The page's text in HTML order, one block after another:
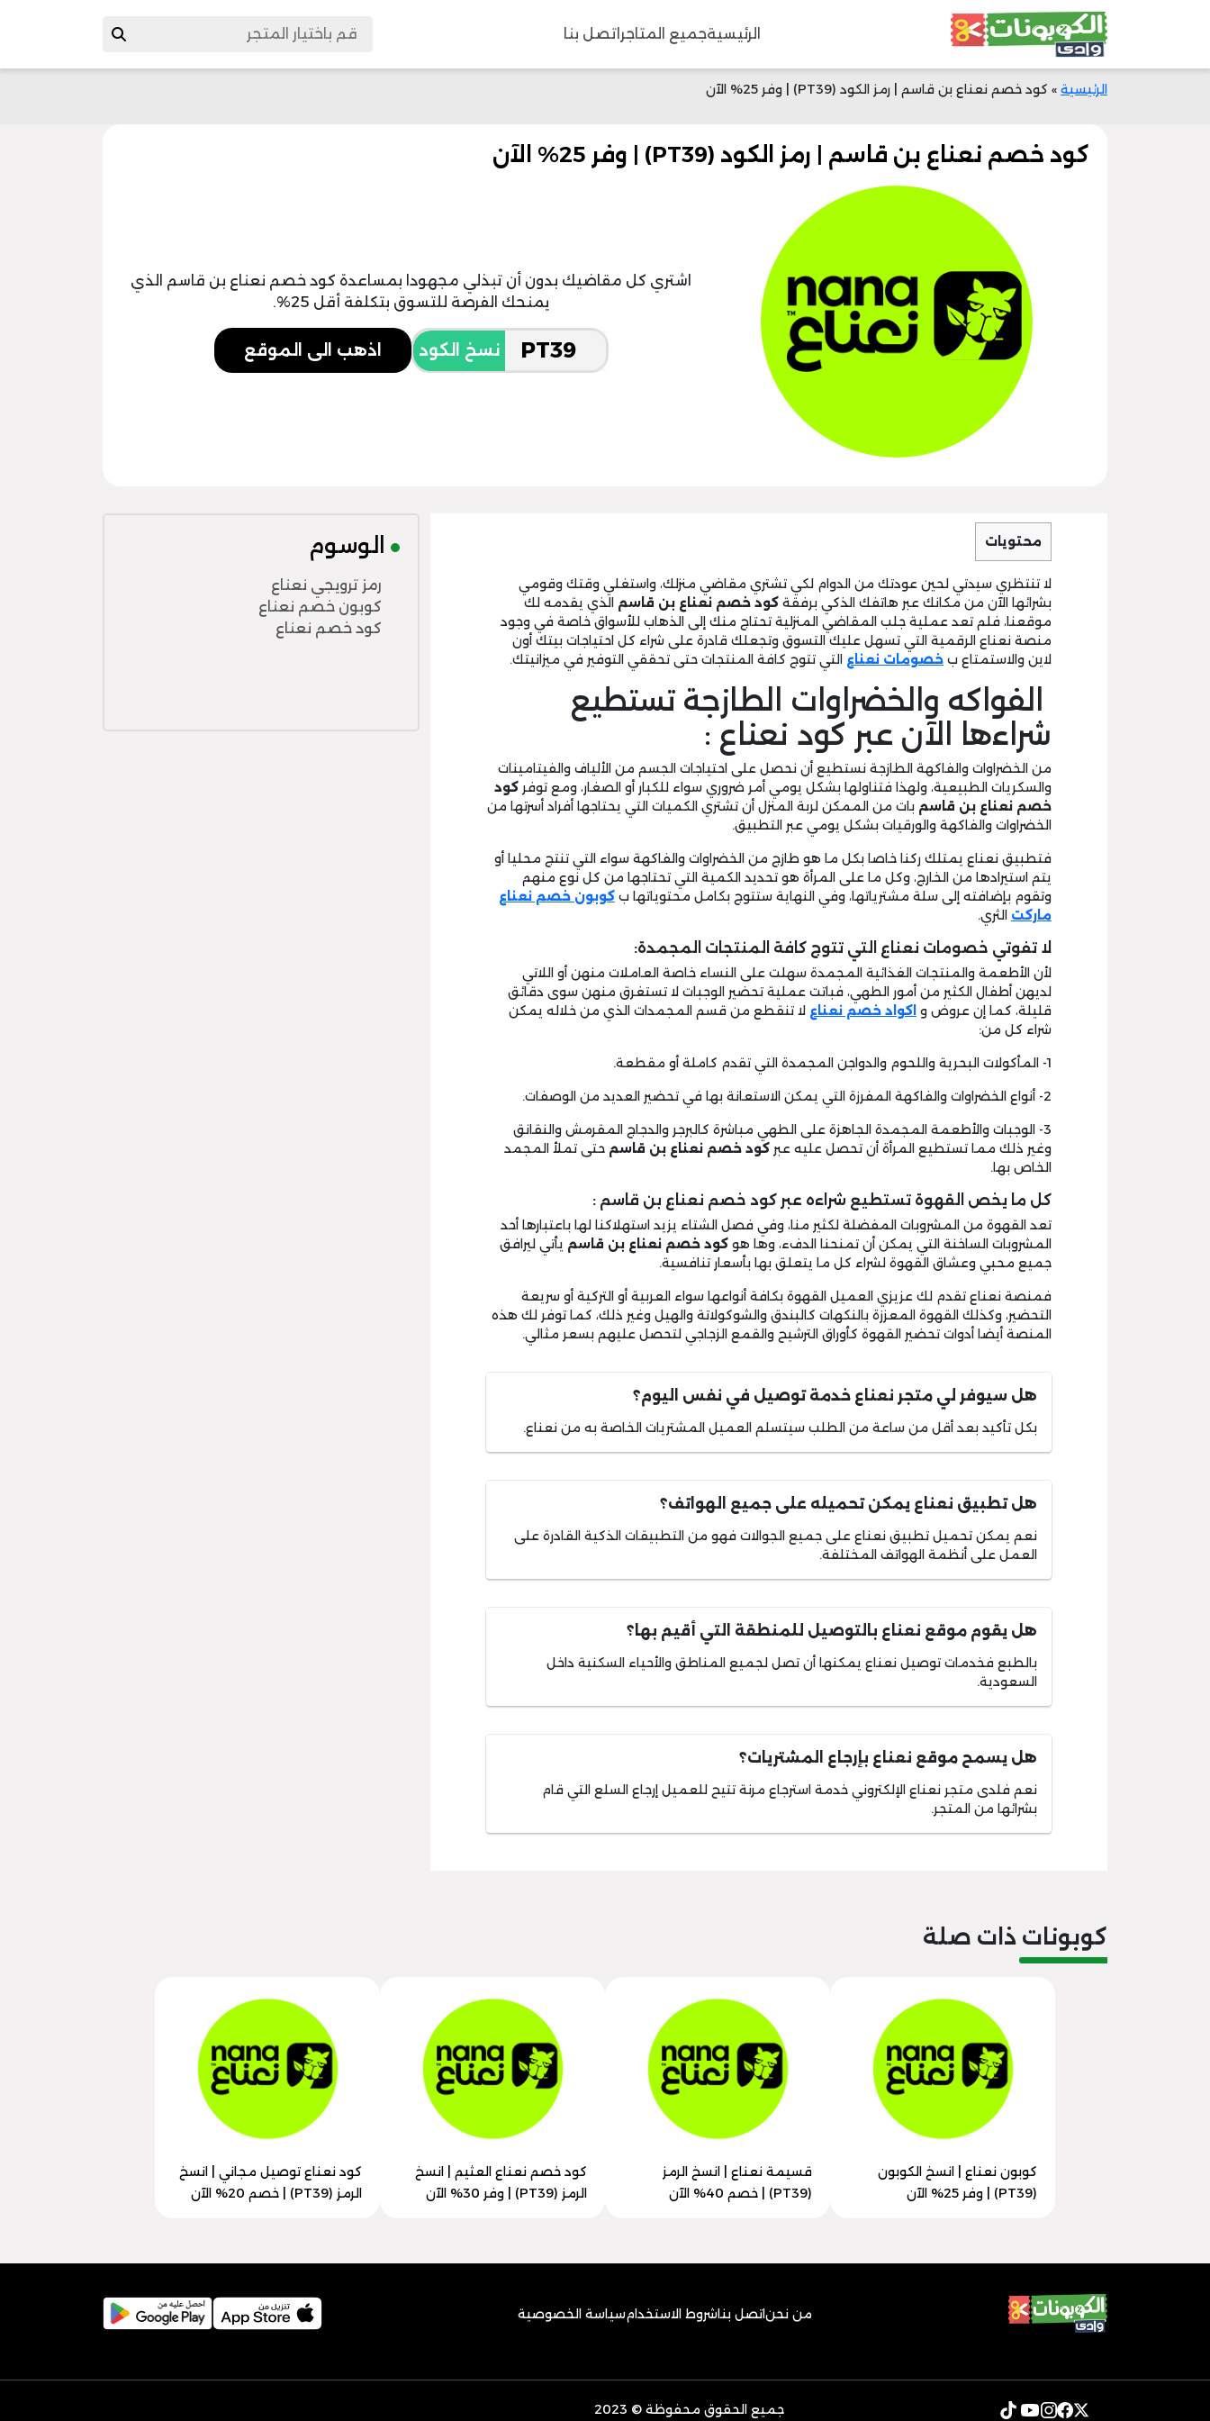
الرئيسيةجميع المتاجر اتصل بنا
الرئيسية » كود خصم نعناع بن قاسم | رمز الكود (PT39) | وفر 25% الآن
كود خصم نعناع بن قاسم | رمز الكود (PT39) | وفر 25% الآن
اشتري كل مقاضيك بدون أن تبذلي مجهودا بمساعدة كود خصم نعناع بن قاسم الذي
يمنحك الفرصة للتسوق بتكلفة أقل 25%.
نسخ الكود اذهب الى الموقع
محتويات
لا تنتظري سيدتي لحين عودتك من الدوام لكي تشتري مقاضي منزلك، واستغلي وقتك وقومي
بشرائها الآن من مكانك عبر هاتفك الذكي برفقة كود خصم نعناع بن قاسم الذي يقدمه لك
موقعنا، فلم تعد عملية جلب المقاضي المنزلية تحتاج منك إلى الذهاب للأسواق خاصة في وجود
منصة نعناع الرقمية التي تسهل عليك التسوق وتجعلك قادرة على شراء كل احتياجات بيتك أون
لاين والاستمتاع ب خصومات نعناع التي تتوج كافة المنتجات حتى تحققي التوفير في ميزانيتك.
الفواكه والخضراوات الطازجة تستطيع
شراءها الآن عبر كود نعناع :
من الخضراوات والفاكهة الطازجة نستطيع أن نحصل على احتياجات الجسم من الألياف والفيتامينات
والسكريات الطبيعية، ولهذا فتناولها بشكل يومي أمر ضروري سواء للكبار أو الصغار، ومع توفر كود
خصم نعناع بن قاسم بات من الممكن لربة المنزل أن تشتري الكميات التي يحتاجها أفراد أسرتها من
الخضراوات والفاكهة والورقيات بشكل يومي عبر التطبيق.
فتطبيق نعناع يمتلك ركنا خاصا بكل ما هو طازج من الخضراوات والفاكهة سواء التي تنتج محليا أو
يتم استيرادها من الخارج، وكل ما على المرأة هو تحديد الكمية التي تحتاجها من كل نوع منهم
وتقوم بإضافته إلى سلة مشترياتها، وفي النهاية ستتوج بكامل محتوياتها ب كوبون خصم نعناع
ماركت الثري.
لا تفوتي خصومات نعناع التي تتوج كافة المنتجات المجمدة:
لأن الأطعمة والمنتجات الغذائية المجمدة سهلت على النساء خاصة العاملات منهن أو اللاتي
لديهن أطفال الكثير من أمور الطهي، فباتت عملية تحضير الوجبات لا تستغرق منهن سوى دقائق
قليلة، كما إن عروض و اكواد خصم نعناع لا تنقطع من قسم المجمدات الذي من خلاله يمكن
شراء كل من:
1- المأكولات البحرية واللحوم والدواجن المجمدة التي تقدم كاملة أو مقطعة.
2- أنواع الخضراوات والفاكهة المفرزة التي يمكن الاستعانة بها في تحضير العديد من الوصفات.
3- الوجبات والأطعمة المجمدة الجاهزة على الطهي مباشرة كالبرجر والدجاج المقرمش والنقانق
وغير ذلك مما تستطيع المرأة أن تحصل عليه عبر كود خصم نعناع بن قاسم حتى تملأ المجمد
الخاص بها.
كل ما يخص القهوة تستطيع شراءه عبر كود خصم نعناع بن قاسم :
تعد القهوة من المشروبات المفضلة لكثير منا، وفي فصل الشتاء يزيد استهلاكنا لها باعتبارها أحد
المشروبات الساخنة التي يمكن أن تمنحنا الدفء، وها هو كود خصم نعناع بن قاسم يأتي ليرافق
جميع محبي وعشاق القهوة لشراء كل ما يتعلق بها بأسعار تنافسية.
فمنصة نعناع تقدم لك عزيزي العميل القهوة بكافة أنواعها سواء العربية أو التركية أو سريعة
التحضير، وكذلك القهوة المعززة بالنكهات كالبندق والشوكولاتة والهيل وغير ذلك، كما توفر لك هذه
المنصة أيضا أدوات تحضير القهوة كأوراق الترشيح والقمع الزجاجي لتحصل عليهم بسعر مثالي.
هل سيوفر لي متجر نعناع خدمة توصيل في نفس اليوم؟
بكل تأكيد بعد أقل من ساعة من الطلب سيتسلم العميل المشتريات الخاصة به من نعناع.
هل تطبيق نعناع يمكن تحميله على جميع الهواتف؟
نعم يمكن تحميل تطبيق نعناع على جميع الجوالات فهو من التطبيقات الذكية القادرة على
العمل على أنظمة الهواتف المختلفة.
هل يقوم موقع نعناع بالتوصيل للمنطقة التي أقيم بها؟
بالطبع فخدمات توصيل نعناع يمكنها أن تصل لجميع المناطق والأحياء السكنية داخل
السعودية.
هل يسمح موقع نعناع بإرجاع المشتريات؟
نعم فلدى متجر نعناع الإلكتروني خدمة استرجاع مرنة تتيح للعميل إرجاع السلع التي قام
بشرائها من المتجر.
الوسوم
رمز ترويجي نعناع
كوبون خصم نعناع
كود خصم نعناع
كوبونات ذات صلة
كوبون نعناع | انسخ الكوبون
(PT39) | وفر 25% الآن
قسيمة نعناع | انسخ الرمز
(PT39) | خصم 40% الآن
كود خصم نعناع العثيم | انسخ
الرمز (PT39) | وفر 30% الآن
كود نعناع توصيل مجاني | انسخ
الرمز (PT39) | خصم 20% الآن
من نحناتصل بناشروط الاستخدامسياسة الخصوصية
جميع الحقوق محفوظة © 2023